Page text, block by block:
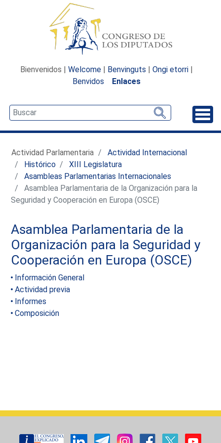
Bienvenidos | Welcome | Benvinguts | Ongi etorri |
Benvidos
Enlaces
Actividad Parlamentaria
Actividad Internacional
Histórico
XIII Legislatura
Asambleas Parlamentarias Internacionales
Asamblea Parlamentaria de la Organización para la
Seguridad y Cooperación en Europa (OSCE)
Asamblea Parlamentaria de la
Organización para la Seguridad y
Cooperación en Europa (OSCE)
Información General
Actividad previa
Informes
Composición